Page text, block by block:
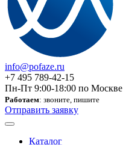
info@pofaze.ru
+7 495 789-42-15
Пн-Пт 9:00-18:00 по Москве
Работаем: звоните, пишите
Отправить заявку
Каталог